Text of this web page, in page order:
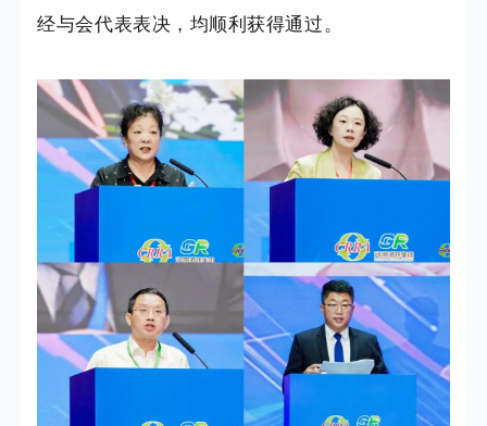
经与会代表表决，均顺利获得通过。